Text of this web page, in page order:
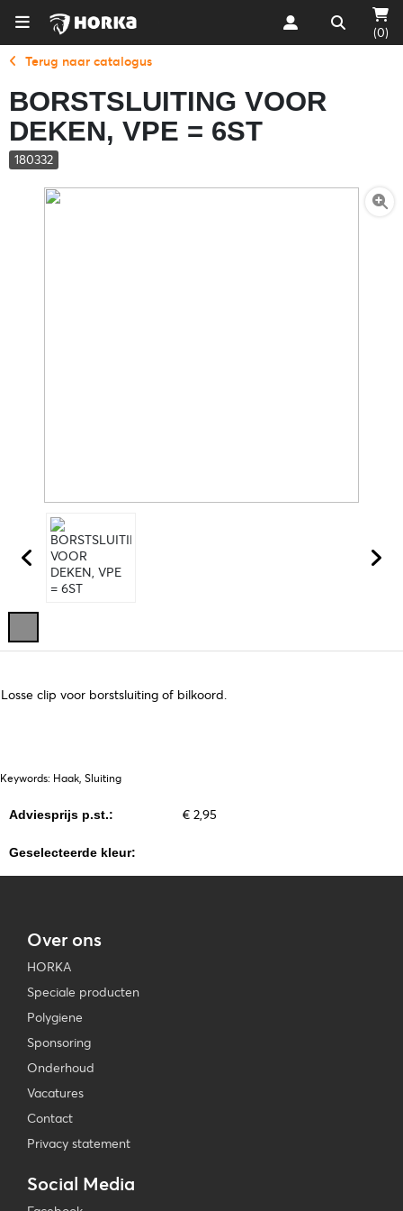
(0)
Terug naar catalogus
BORSTSLUITING VOOR
DEKEN, VPE = 6ST
180332
Losse clip voor borstsluiting of bilkoord.
Keywords: Haak, Sluiting
Adviesprijs p.st.: € 2,95
Geselecteerde kleur:
Over ons
HORKA
Speciale producten
Polygiene
Sponsoring
Onderhoud
Vacatures
Contact
Privacy statement
Social Media